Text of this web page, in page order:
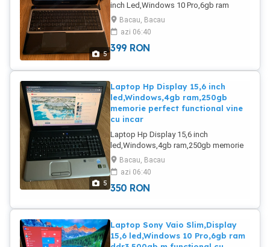
5
inch Led,Windows 10 Pro,6gb ram
ddr3,500gb memorie perfect functional
cu incarcator se da cu proba.Trimit și in
țara cu curierul.
Bacau, Bacau
azi 06:40
399 RON
5
Laptop Hp Display 15,6 inch
led,Windows,4gb ram,250gb
memorie perfect functional vine
cu incar
Laptop Hp Display 15,6 inch
led,Windows,4gb ram,250gb memorie
perfect functional vine cu
incarcator.Trimit prin curier.
Bacau, Bacau
azi 06:40
350 RON
Laptop Sony Vaio Slim,Display
15,6 led,Windows 10 Pro,6gb ram